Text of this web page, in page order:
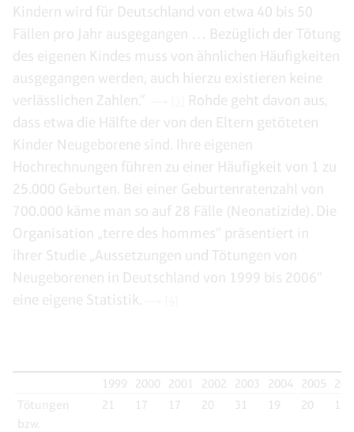
Kindern wird für Deutschland von etwa 40 bis 50
Fällen pro Jahr ausgegangen … Bezüglich der Tötung
des eigenen Kindes muss von ähnlichen Häufigkeiten
ausgegangen werden, auch hierzu existieren keine
verlässlichen Zahlen.“
Rohde geht davon aus,
dass etwa die Hälfte der von den Eltern getöteten
Kinder Neugeborene sind. Ihre eigenen
Hochrechnungen führen zu einer Häufigkeit von 1 zu
25.000 Geburten. Bei einer Geburtenratenzahl von
700.000 käme man so auf 28 Fälle (Neonatizide). Die
Organisation „terre des hommes“ präsentiert in
ihrer Studie „Aussetzungen und Tötungen von
Neugeborenen in Deutschland von 1999 bis 2006“
eine eigene Statistik.
1999 2000 2001 2002 2003 2004 2005
Tötungen
bzw.
21 17 17 20 31 19 20 11